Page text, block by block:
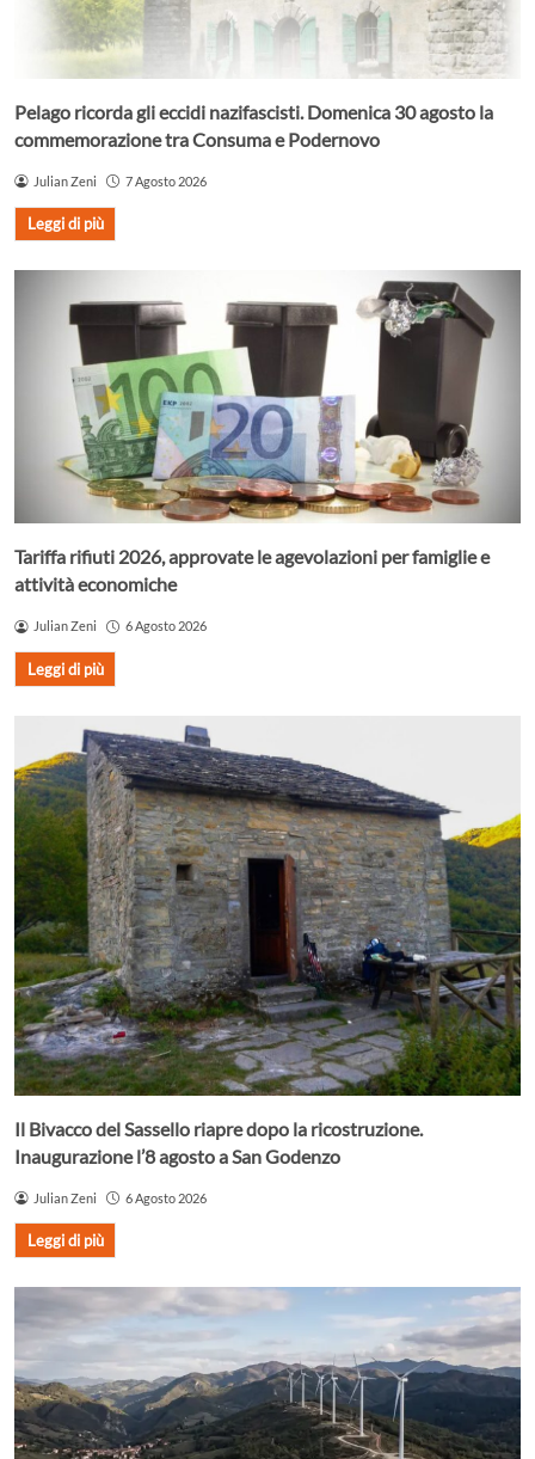
Pelago ricorda gli eccidi nazifascisti. Domenica 30 agosto la
commemorazione tra Consuma e Podernovo
Julian Zeni 7 Agosto 2026
Leggi di più
Tariffa rifiuti 2026, approvate le agevolazioni per famiglie e
attività economiche
Julian Zeni 6 Agosto 2026
Leggi di più
Il Bivacco del Sassello riapre dopo la ricostruzione.
Inaugurazione l’8 agosto a San Godenzo
Julian Zeni 6 Agosto 2026
Leggi di più